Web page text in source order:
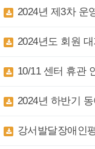
2024년 제3차 운
2024년도 회원
10/11 센터 휴관
2024년 하반기
강서발달장애인